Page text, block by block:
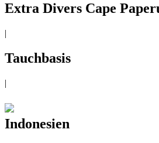
Extra Divers Cape
|
Tauchbasis
|
Indonesien